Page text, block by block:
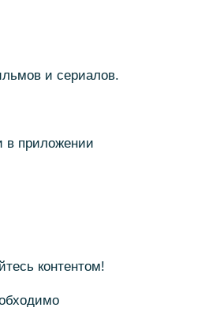
и сериалов.
в приложении
контентом!